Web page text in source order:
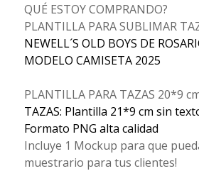
QUÉ ESTOY COMPRANDO?
PLANTILLA PARA SUBLIMAR
NEWELL´S OLD BOYS DE
MODELO CAMISETA 2025
PLANTILLA PARA TAZAS 20*9
TAZAS: Plantilla 21*9 cm sin
Formato PNG alta calidad
Incluye 1 Mockup para que
muestrario para tus clientes!